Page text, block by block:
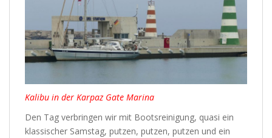
Kalibu in der Karpaz Gate Marina
Den Tag verbringen wir mit Bootsreinigung, quasi ein
klassischer Samstag, putzen, putzen, putzen und ein